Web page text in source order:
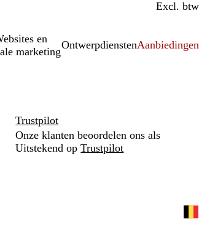
Incl. btw
Excl. btw
en
marketing
OntwerpdienstenAanbiedingen
Trustpilot
Onze klanten beoordelen ons als
Uitstekend opTrustpilot